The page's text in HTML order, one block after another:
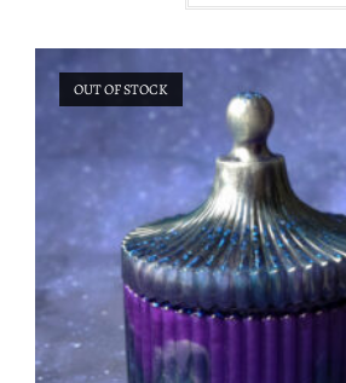
OUT OF STOCK